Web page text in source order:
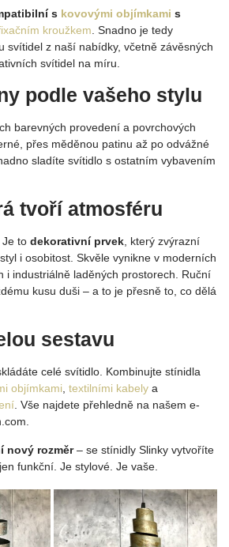
s kovovými objímkami s
kroužkem . Snadno je tedy
svítidel z naší nabídky, včetně závěsných
svítidel na míru.
podle vašeho stylu
barevných provedení a povrchových
přes měděnou patinu až po odvážné
sladíte svítidlo s ostatním vybavením
tvoří atmosféru
to dekorativní prvek , který zvýrazní
i osobitost. Skvěle vynikne v moderních
i industriálně laděných prostorech. Ruční
kusu duši – a to je přesně to, co dělá
sestavu
celé svítidlo. Kombinujte stínidla
objímkami textilními kabely a
. Vše najdete přehledně na našem e-
nový rozměr– se stínidly Slinky vytvoříte
funkční. Je stylové. Je vaše.